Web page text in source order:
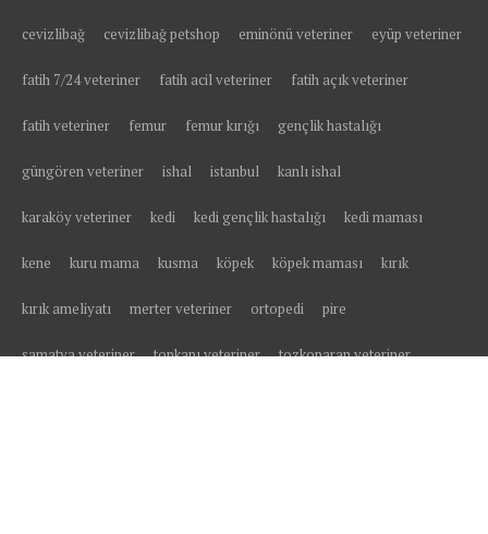
cevizlibağ cevizlibağ petshop eminönü veteriner eyüp veteriner
fatih 7/24 veteriner fatih acil veteriner fatih açık veteriner
fatih veteriner femur femur kırığı gençlik hastalığı
güngören veteriner ishal istanbul kanlı ishal
karaköy veteriner kedi kedi gençlik hastalığı kedi maması
kene kuru mama kusma köpek köpek maması kırık
kırık ameliyatı merter veteriner ortopedi pire
samatya veteriner topkapı veteriner tozkoparan veteriner